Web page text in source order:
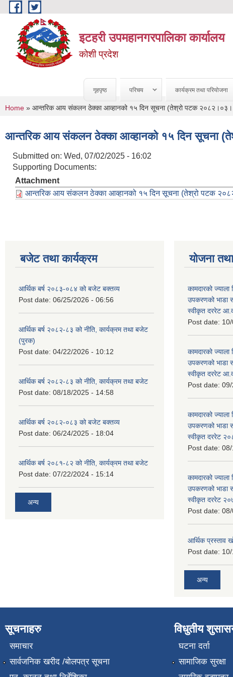
Skip to main content
इटहरी उपमहानगरपालिका कार्यालय
कोशी प्रदेश
गृहपृष्ठ परिचय कार्यक्रम तथा परियोजना
You are here
Home » आन्तरिक आय संकलन ठेक्का आव्हानको १५ दिन सूचना (तेश्रो पटक
आन्तरिक आय संकलन ठेक्का आव्हानको १५ दिन सूचना
Submitted on: Wed, 07/02/2025 - 16:02
Supporting Documents:
Attachment
आन्तरिक आय संकलन ठेक्का आव्हानको १५ दिन सूचना (तेश्रो पटक
बजेट तथा कार्यक्रम
आर्थिक बर्ष २०८३-०८४ को बजेट बक्तव्य
Post date: 06/25/2026 - 06:56
आर्थिक बर्ष २०८२-८३ को नीति, कार्यक्रम तथा बजेट
(पुरक)
Post date: 04/22/2026 - 10:12
आर्थिक बर्ष २०८२-८३ को नीति, कार्यक्रम तथा बजेट
Post date: 08/18/2025 - 14:58
आर्थिक बर्ष २०८२-०८३ को बजेट बक्तव्य
Post date: 06/24/2025 - 18:04
आर्थिक बर्ष २०८१-८२ को नीति, कार्यक्रम तथा बजेट
Post date: 07/22/2024 - 15:14
अन्य
योजना
कामदारको ज्याला
उपकरणको भाडा
स्वीकृत दररेट
Post date:
कामदारको ज्याला
उपकरणको भाडा
स्वीकृत दररेट
Post date:
कामदारको ज्याला
उपकरणको भाडा
स्वीकृत दररेट
Post date:
कामदारको ज्याला
उपकरणको भाडा
स्वीकृत दररेट
Post date:
आर्थिक प्रस्ताव
Post date:
अन्य
सूचनाहरु
समाचार
सार्वजनिक खरीद /बोलपत्र सूचना
विधुतीय
घटना दर्ता
सामाजिक सुरक्षा